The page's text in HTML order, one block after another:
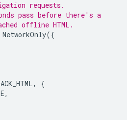
requests.
pass before there's a
offline HTML.
NetworkOnly({
,
{
,